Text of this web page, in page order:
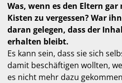
Was, wenn es den Eltern
Kisten zu vergessen? War
daran gelegen, dass der
erhalten bleibt.
Es kann sein, dass sie sich
damit beschäftigen wollten,
es nicht mehr dazu